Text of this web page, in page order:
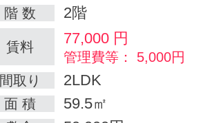
階 数 2階
賃料 77,000 円
管理費等： 5,000円
間取り
2LDK
面 積 59.5㎡